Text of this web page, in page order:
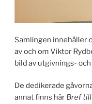
Samlingen innehåller
av och om Viktor
bild av utgivnings-
De dedikerade
annat finns här Bref till